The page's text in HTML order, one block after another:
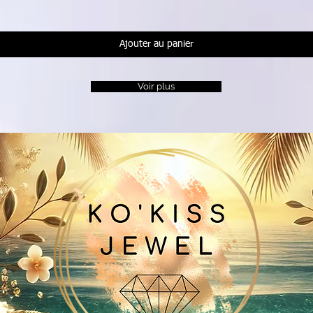
Ajouter au panier
Voir plus